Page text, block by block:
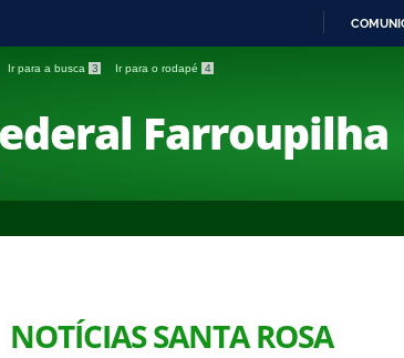
Ir para a busca 3 Ir para o rodapé 4
Farroupilha
NOTÍCIAS SANTA ROSA